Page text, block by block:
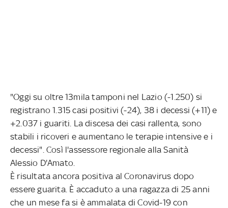
"Oggi su oltre 13mila tamponi nel Lazio (-1.250) si
registrano 1.315 casi positivi (-24), 38 i decessi (+11) e
+2.037 i guariti. La discesa dei casi rallenta, sono
stabili i ricoveri e aumentano le terapie intensive e i
decessi". Così l'assessore regionale alla Sanità
Alessio D'Amato.
È risultata ancora positiva al Coronavirus dopo
essere guarita. È accaduto a una ragazza di 25 anni
che un mese fa si è ammalata di Covid-19 con